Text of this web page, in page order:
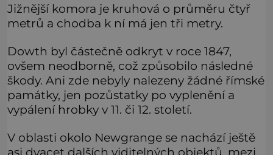
Jižnější komora je kruhová o průměru čtyř
metrů a chodba k ní má jen tři metry.
Dowth byl částečně odkryt v roce 1847,
ovšem neodborně, což způsobilo následné
škody. Ani zde nebyly nalezeny žádné římské
památky, jen pozůstatky po vyplenění a
vypálení hrobky v 11. či 12. století.
V oblasti okolo Newgrange se nachází ještě